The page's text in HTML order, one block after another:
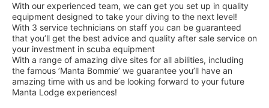
With our experienced team, we can get you set up in quality
equipment designed to take your diving to the next level!
With 3 service technicians on staff you can be guaranteed
that you’ll get the best advice and quality after sale service on
your investment in scuba equipment
With a range of amazing dive sites for all abilities, including
the famous ’Manta Bommie’ we guarantee you’ll have an
amazing time with us and be looking forward to your future
Manta Lodge experiences!